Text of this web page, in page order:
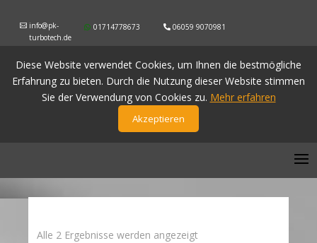
info@pk-
turbotech.de
Diese Website verwendet Cookies, um Ihnen die bestmögliche
Erfahrung zu bieten. Durch die Nutzung dieser Website stimmen
Sie der Verwendung von Cookies zu. Mehr erfahren
Akzeptieren
01714778673 06059 9070981
Alle 2 Ergebnisse werden angezeigtNach